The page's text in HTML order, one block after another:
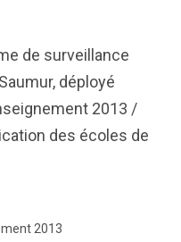
de surveillance
déployé
2013 /
des écoles de
2013